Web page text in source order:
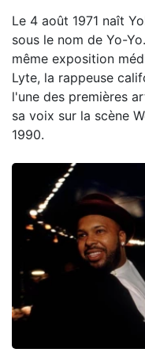
Le 4 août 1971 naît
sous le nom de Yo-
même exposition
Lyte, la rappeuse
l'une des premières
sa voix sur la scène
1990.